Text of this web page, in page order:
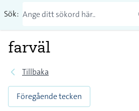
Sök:
farväl
Tillbaka
Föregående tecken